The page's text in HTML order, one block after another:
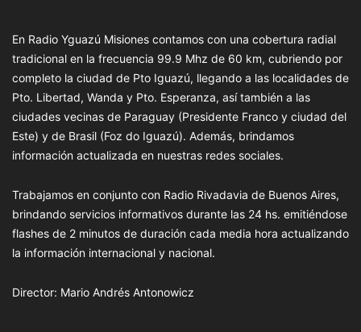
En Radio Yguazú Misiones contamos con una cobertura radial
tradicional en la frecuencia 99.9 Mhz de 60 km, cubriendo por
completo la ciudad de Pto Iguazú, llegando a las localidades de
Pto. Libertad, Wanda y Pto. Esperanza, así también a las
ciudades vecinas de Paraguay (Presidente Franco y ciudad del
Este) y de Brasil (Foz do Iguazú). Además, brindamos
información actualizada en nuestras redes sociales.
Trabajamos en conjunto con Radio Rivadavia de Buenos Aires,
brindando servicios informativos durante las 24 hs. emitiéndose
flashes de 2 minutos de duración cada media hora actualizando
la información internacional y nacional.
Director: Mario Andrés Antonowicz